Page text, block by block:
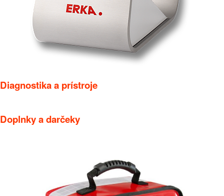
Diagnostika a prístroje
Doplnky a darčeky